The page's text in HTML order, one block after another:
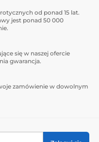
od ponad 15 lat.
jest ponad 50 000
się w naszej ofercie
gwarancja.
zamówienie w dowolnym